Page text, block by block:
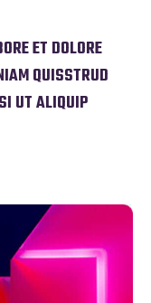
ET DOLORE
QUISSTRUD
UT ALIQUIP